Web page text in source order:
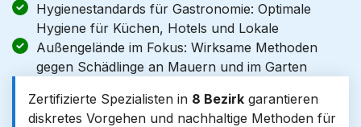
Hygienestandards für Gastronomie: Optimale
Hygiene für Küchen, Hotels und Lokale
Außengelände im Fokus: Wirksame Methoden
gegen Schädlinge an Mauern und im Garten
Zertifizierte Spezialisten in 8 Bezirk garantieren
diskretes Vorgehen und nachhaltige Methoden für